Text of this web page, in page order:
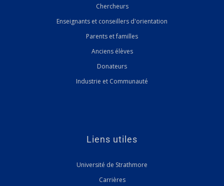
Chercheurs
Enseignants et conseillers d'orientation
Parents et familles
Anciens élèves
Donateurs
Industrie et Communauté
Liens utiles
Université de Strathmore
Carrières